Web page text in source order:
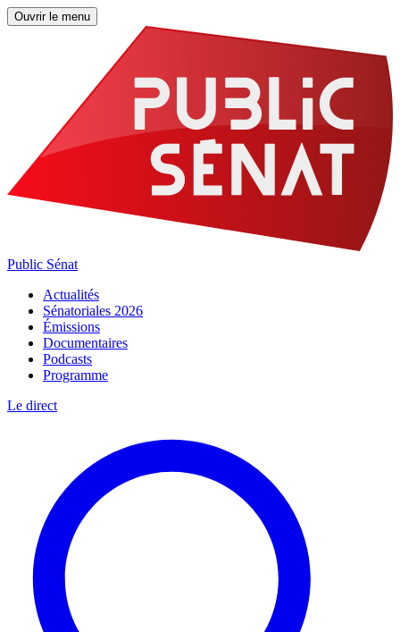
Ouvrir le menu
Public Sénat
Actualités
Sénatoriales 2026
Émissions
Documentaires
Podcasts
Programme
Le direct